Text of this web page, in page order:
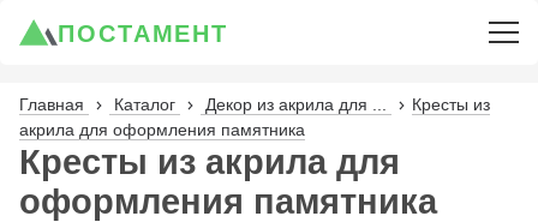
ПОСТАМЕНТ
Главная Каталог Декор из акрила для ...
Кресты из
акрила для оформления памятника
Кресты из акрила для
оформления памятника